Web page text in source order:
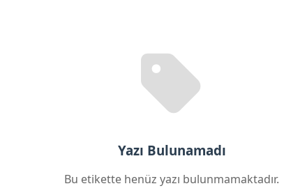
Yazı Bulunamadı
Bu etikette henüz yazı bulunmamaktadır.